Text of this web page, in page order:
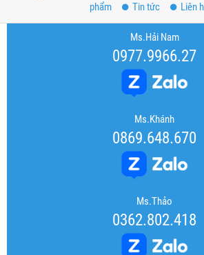
phẩm
Tin tức Liên
Ms.Hải Nam
0977.9966.27
Ms.Khánh
0869.648.670
Ms.Thảo
0362.802.418